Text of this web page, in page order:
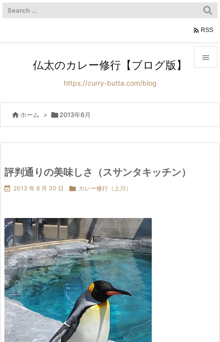



 RSS
仏太のカレー修行【ブログ版】
https://curry-butta.com/blog
 ホーム > 2013年6月
評判通りの美味しさ（スサンタキッチン）
 2013 年 6 月 30 日  カレー修行（上川）